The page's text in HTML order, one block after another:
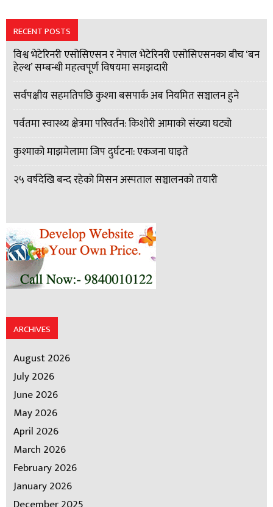
RECENT POSTS
विश्व भेटेरिनरी एसोसिएसन र नेपाल भेटेरिनरी एसोसिएसनका बीच ‘बन
हेल्थ’ सम्बन्धी महत्वपूर्ण विषयमा समझदारी
सर्वपक्षीय सहमतिपछि कुश्मा बसपार्क अब नियमित सञ्चालन हुने
पर्वतमा स्वास्थ्य क्षेत्रमा परिवर्तन: किशोरी आमाको संख्या घट्यो
कुश्माको माझमेलामा जिप दुर्घटना: एकजना घाइते
२५ वर्षदेखि बन्द रहेको मिसन अस्पताल सञ्चालनको तयारी
ARCHIVES
August 2026
July 2026
June 2026
May 2026
April 2026
March 2026
February 2026
January 2026